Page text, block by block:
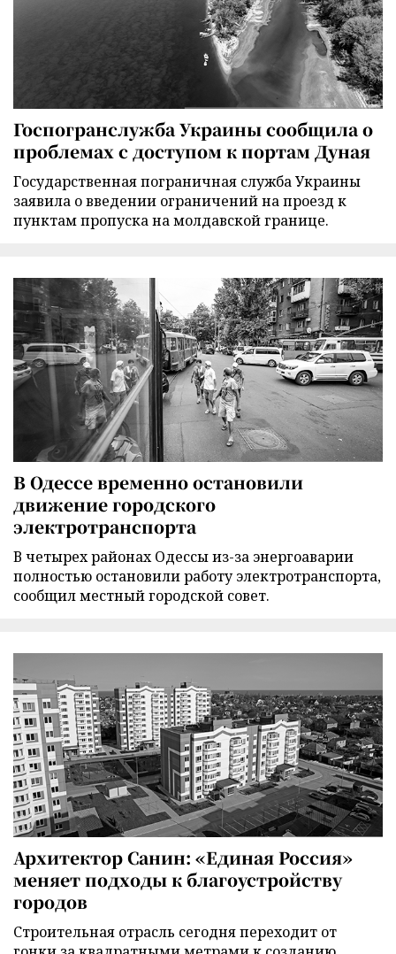
Госпогранслужба Украины сообщила о
проблемах с доступом к портам Дуная
Государственная пограничная служба Украины
заявила о введении ограничений на проезд к
пунктам пропуска на молдавской границе.
В Одессе временно остановили
движение городского
электротранспорта
В четырех районах Одессы из-за энергоаварии
полностью остановили работу электротранспорта,
сообщил местный городской совет.
Архитектор Санин: «Единая Россия»
меняет подходы к благоустройству
городов
Строительная отрасль сегодня переходит от